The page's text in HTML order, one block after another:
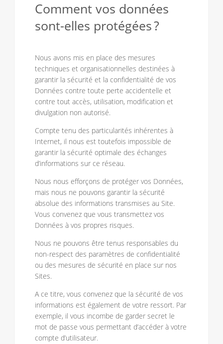
Comment vos données
sont-elles protégées ?
Nous avons mis en place des mesures
techniques et organisationnelles destinées à
garantir la sécurité et la confidentialité de vos
Données contre toute perte accidentelle et
contre tout accès, utilisation, modification et
divulgation non autorisé.
Compte tenu des particularités inhérentes à
Internet, il nous est toutefois impossible de
garantir la sécurité optimale des échanges
d’informations sur ce réseau.
Nous nous efforçons de protéger vos Données,
mais nous ne pouvons garantir la sécurité
absolue des informations transmises au Site.
Vous convenez que vous transmettez vos
Données à vos propres risques.
Nous ne pouvons être tenus responsables du
non-respect des paramètres de confidentialité
ou des mesures de sécurité en place sur nos
Sites.
A ce titre, vous convenez que la sécurité de vos
informations est également de votre ressort. Par
exemple, il vous incombe de garder secret le
mot de passe vous permettant d’accéder à votre
compte d’utilisateur.